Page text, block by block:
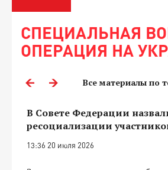
СПЕЦИАЛЬНАЯ
ОПЕРАЦИЯ НА
Все материалы по
В Совете Федерации
ресоциализации
13:36 20 июля 2026